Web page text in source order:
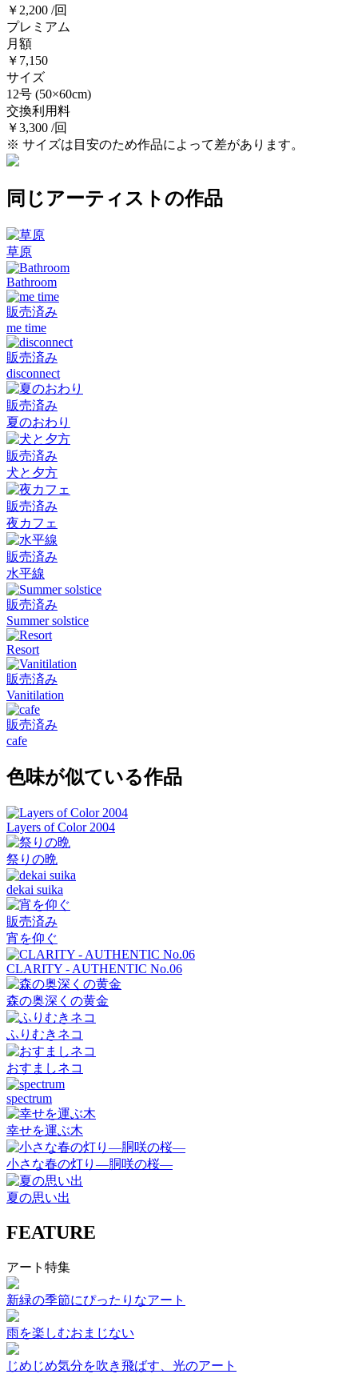
￥2,200 /回
プレミアム
月額
￥7,150
サイズ
12号 (50×60cm)
交換利用料
￥3,300 /回
※ サイズは目安のため作品によって差があります。
同じアーティストの作品
草原
Bathroom
販売済み
me time
販売済み
disconnect
販売済み
夏のおわり
販売済み
犬と夕方
販売済み
夜カフェ
販売済み
水平線
販売済み
Summer solstice
Resort
販売済み
Vanitilation
販売済み
cafe
色味が似ている作品
Layers of Color 2004
祭りの晩
dekai suika
販売済み
宵を仰ぐ
CLARITY - AUTHENTIC No.06
森の奥深くの黄金
ふりむきネコ
おすましネコ
spectrum
幸せを運ぶ木
小さな春の灯り―胴咲の桜―
夏の思い出
FEATURE
アート特集
新緑の季節にぴったりなアート
雨を楽しむおまじない
じめじめ気分を吹き飛ばす、光のアート